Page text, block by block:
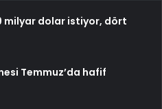
milyar dolar istiyor, dört
Temmuz’da hafif